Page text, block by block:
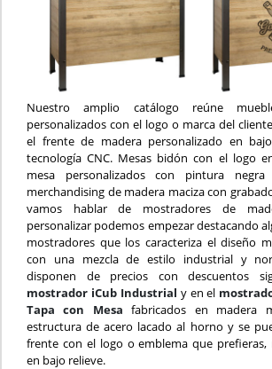
Nuestro amplio catálogo reúne
personalizados con el logo o marca del
el frente de madera personalizado en
tecnología CNC. Mesas bidón con el logo
mesa personalizados con pintura
merchandising de madera maciza con
vamos hablar de mostradores de
personalizar podemos empezar destacando
mostradores que los caracteriza el diseño
con una mezcla de estilo industrial y
disponen de precios con descuentos
mostrador iCub Industrial y en el
Tapa con Mesa fabricados en madera
estructura de acero lacado al horno y se
frente con el logo o emblema que prefieras,
en bajo relieve.